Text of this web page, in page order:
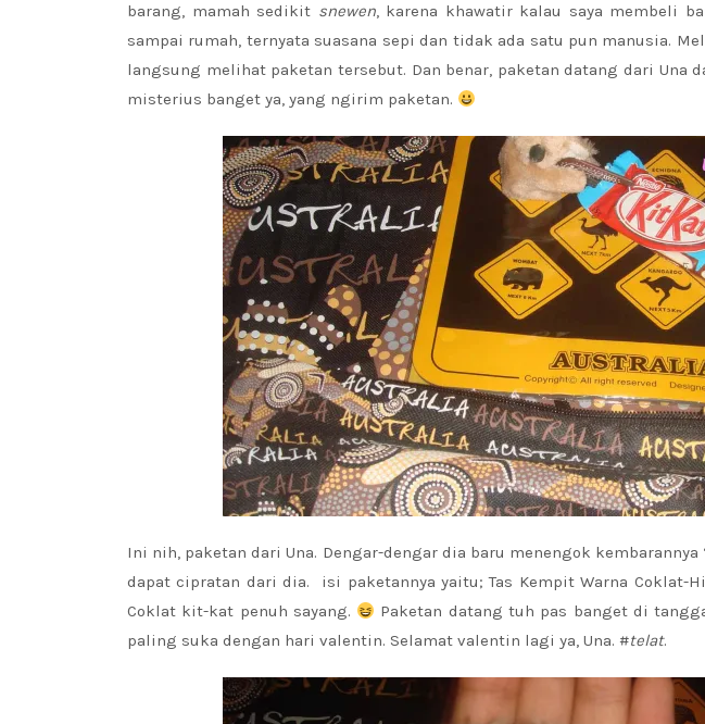
barang, mamah sedikit snewen, karena khawatir kalau saya membeli
sampai rumah, ternyata suasana sepi dan tidak ada satu pun manusia.
langsung melihat paketan tersebut. Dan benar, paketan datang dari Una
misterius banget ya, yang ngirim paketan.
Ini nih, paketan dari Una. Dengar-dengar dia baru menengok kembarannya
dapat cipratan dari dia. isi paketannya yaitu; Tas Kempit Warna Coklat-
Coklat kit-kat penuh sayang.
Paketan datang tuh pas banget di
paling suka dengan hari valentin. Selamat valentin lagi ya, Una. #telat.